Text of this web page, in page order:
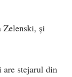
Zelenski, și
stejarul din